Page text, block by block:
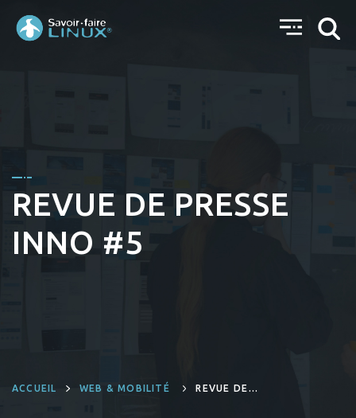
REVUE DE PRESSE
INNO #5
ACCUEIL WEB & MOBILITÉ
REVUE DE